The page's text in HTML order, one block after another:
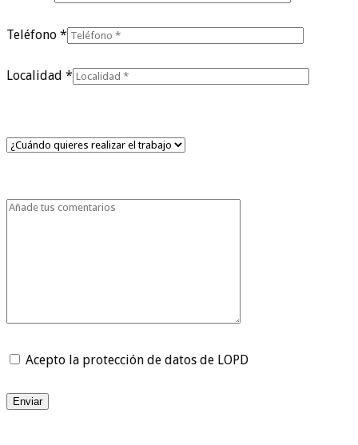
Teléfono *
Localidad *
Acepto la protección de datos de LOPD
Enviar